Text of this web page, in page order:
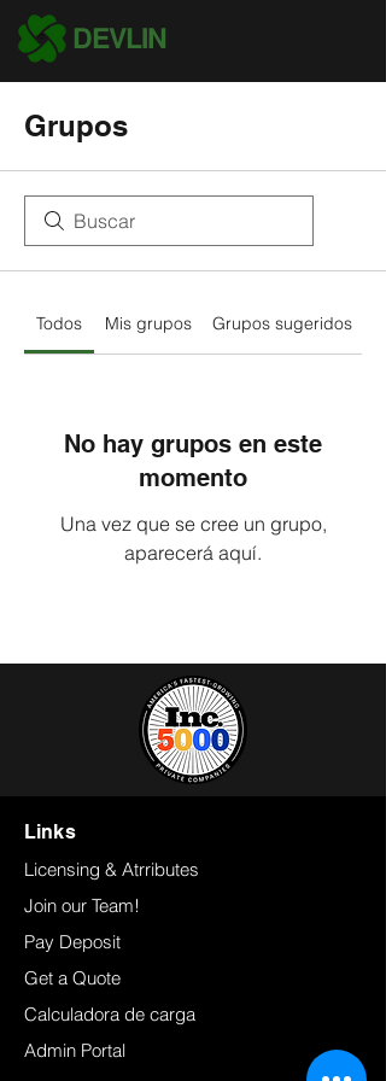
DEVLIN
Grupos
Todos Mis grupos Grupos sugeridos
No hay grupos en este
momento
Una vez que se cree un grupo,
aparecerá aquí.
Join our Team!
Pay Deposit
Get a Quote
Calculadora de carga
Links
Admin Portal
Licensing & Atrributes